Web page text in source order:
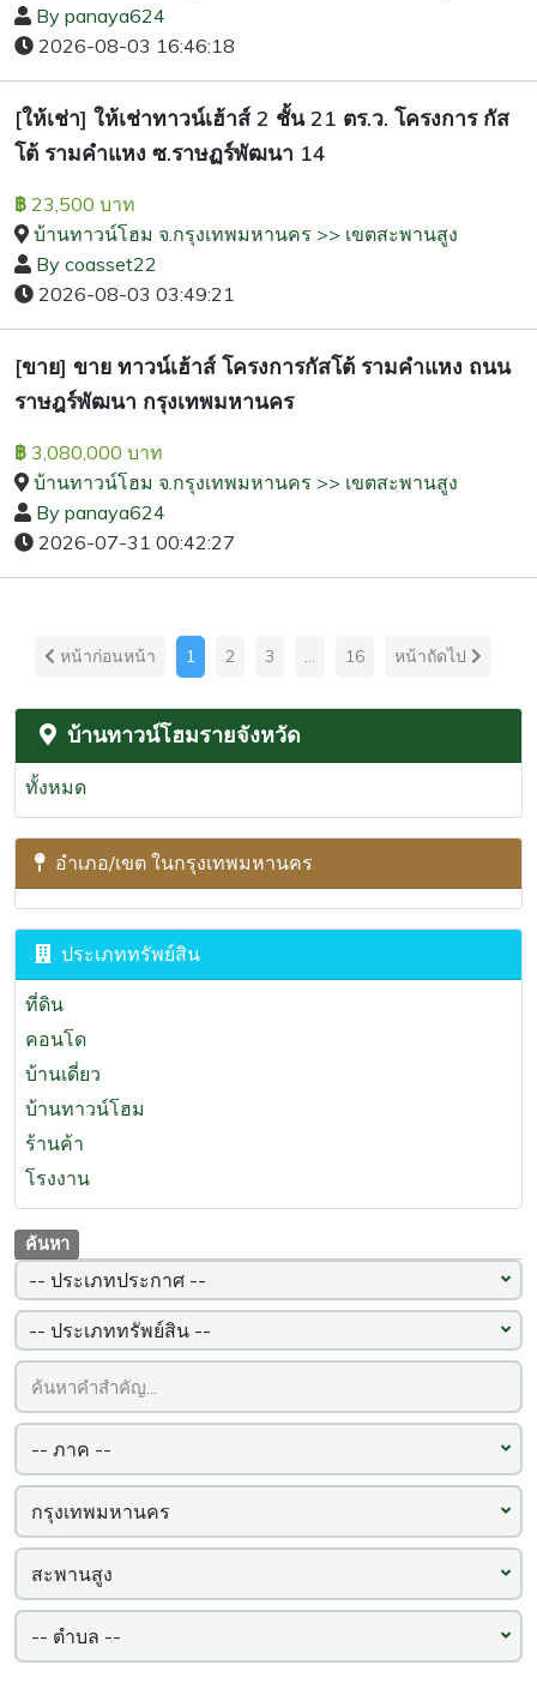
By panaya624
2026-08-03 16:46:18
[ให้เช่า] ให้เช่าทาวน์เฮ้าส์ 2 ชั้น 21 ตร.ว. โครงการ กัส
โต้ รามคำแหง ซ.ราษฏร์พัฒนา 14
฿ 23,500 บาท
บ้านทาวน์โฮม จ.กรุงเทพมหานคร >> เขตสะพานสูง
By coasset22
2026-08-03 03:49:21
[ขาย] ขาย ทาวน์เฮ้าส์ โครงการกัสโต้ รามคำแหง ถนน
ราษฎร์พัฒนา กรุงเทพมหานคร
฿ 3,080,000 บาท
บ้านทาวน์โฮม จ.กรุงเทพมหานคร >> เขตสะพานสูง
By panaya624
2026-07-31 00:42:27
หน้าก่อนหน้า 1 2 3 ... 16 หน้าถัดไป
บ้านทาวน์โฮมรายจังหวัด
ทั้งหมด
อำเภอ/เขต ในกรุงเทพมหานคร
ประเภททรัพย์สิน
ที่ดิน
คอนโด
บ้านเดี่ยว
บ้านทาวน์โฮม
ร้านค้า
โรงงาน
ค้นหา